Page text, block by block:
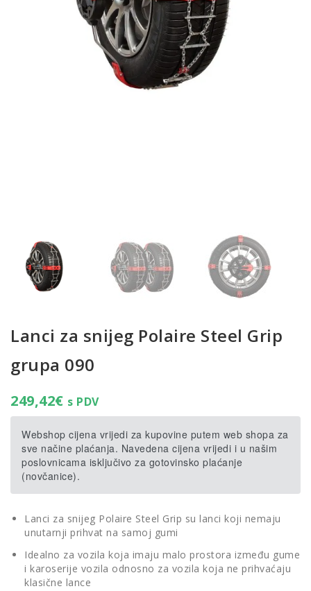
Lanci za snijeg Polaire Steel Grip
grupa 090
249,42€ s PDV
Webshop cijena vrijedi za kupovine putem web shopa za
sve načine plaćanja. Navedena cijena vrijedi i u našim
poslovnicama isključivo za gotovinsko plaćanje
(novčanice).
Lanci za snijeg Polaire Steel Grip su lanci koji nemaju
unutarnji prihvat na samoj gumi
Idealno za vozila koja imaju malo prostora između gume
i karoserije vozila odnosno za vozila koja ne prihvaćaju
klasične lance